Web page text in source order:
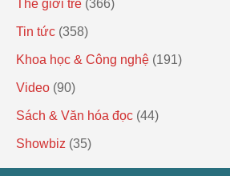
Thế giới trẻ (366)
Tin tức (358)
Khoa học & Công nghệ (191)
Video (90)
Sách & Văn hóa đọc (44)
Showbiz (35)